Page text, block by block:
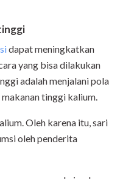
dapat meningkatkan
yang bisa dilakukan
adalah menjalani pola
tinggi kalium.
Oleh karena itu, sari
oleh penderita